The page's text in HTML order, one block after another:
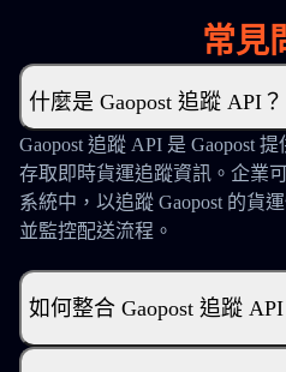
常見
什麼是 Gaopost 追蹤 API？
Gaopost 追蹤 API 是 Gaopost
存取即時貨運追蹤資訊。企業
系統中，以追蹤 Gaopost 的貨
並監控配送流程。
如何整合 Gaopost 追蹤 API